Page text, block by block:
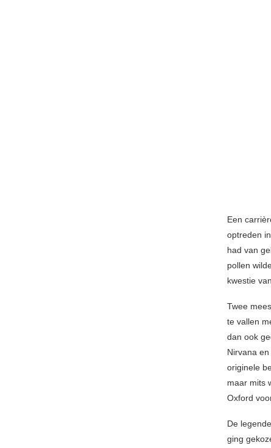
Een
optreden
had van
pollen
kwestie
Twee
te vallen
dan ook
Nirvana
originele
maar mits
Oxford
De
ging